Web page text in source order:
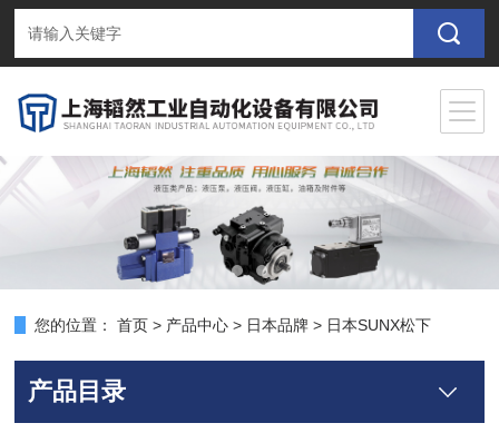
您的位置： 首页 > 产品中心 > 日本品牌 > 日本SUNX松下
产品目录